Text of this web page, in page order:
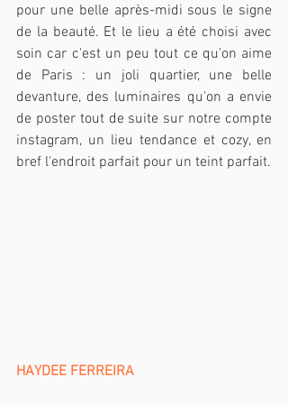
pour une belle après-midi sous le signe
de la beauté. Et le lieu a été choisi avec
soin car c'est un peu tout ce qu'on aime
de Paris : un joli quartier, une belle
devanture, des luminaires qu'on a envie
de poster tout de suite sur notre compte
instagram, un lieu tendance et cozy, en
bref l'endroit parfait pour un teint parfait.
HAYDEE FERREIRA